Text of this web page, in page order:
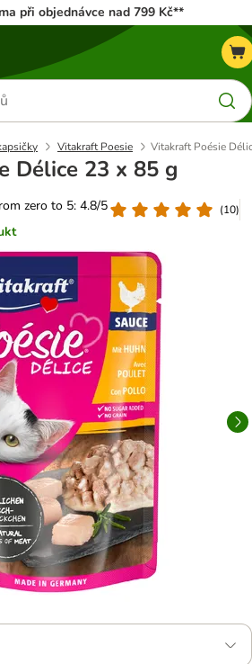
při objednávce nad 799 Kč**
Vitakraft Poesie Vitakraft Poésie
Délice 23 x 85 g
zero to 5: 4.8/5
(10)